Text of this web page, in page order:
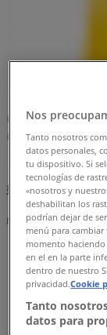
仙台市のマ
マクドナ
マップ
022-
マップ
022-
まもなく マクド
始！
広告
Nos
Tanto nosotros
datos personales,
tu dispositivo. Si
tecnologías de
«nosotros y
deshabilitan los
podrían dejar de
menú para
momento haciendo
en el en la parte
dentro de nuestro
privacidad.Cookie
Tanto
datos para